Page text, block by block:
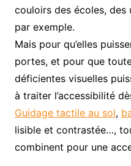
couloirs des écoles, des
par exemple.
Mais pour qu’elles
portes, et pour que
déficientes visuelles
à traiter l’accessibilité
Guidage tactile au sol,
lisible et contrastée…,
combinent pour une